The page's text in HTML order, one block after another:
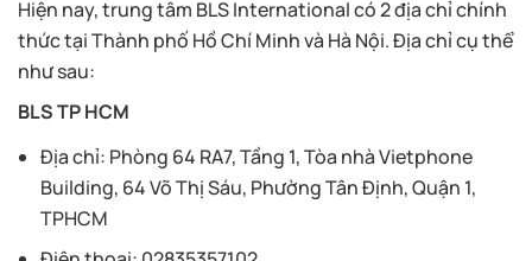
Hiện nay, trung tâm BLS International có 2 địa chỉ chính
thức tại Thành phố Hồ Chí Minh và Hà Nội. Địa chỉ cụ thể
như sau:
BLS TP HCM
Địa chỉ: Phòng 64 RA7, Tầng 1, Tòa nhà Vietphone
Building, 64 Võ Thị Sáu, Phường Tân Định, Quận 1,
TPHCM